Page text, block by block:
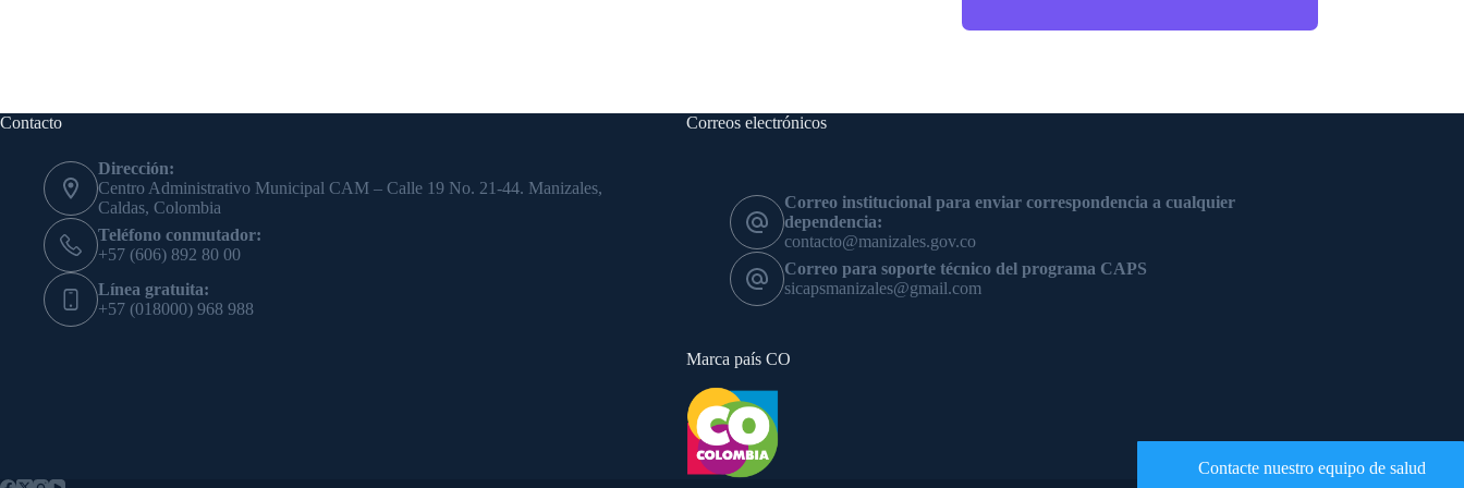
Contacto
Dirección:
Centro Administrativo Municipal CAM – Calle 19 No. 21-44. Manizales,
Caldas, Colombia
Teléfono conmutador:
+57 (606) 892 80 00
Línea gratuita:
+57 (018000) 968 988
Correos electrónicos
Correo institucional para enviar correspondencia a cualquier
dependencia:
contacto@manizales.gov.co
Correo para soporte técnico del programa CAPS
sicapsmanizales@gmail.com
Marca país CO
Contacte nuestro equipo de salud